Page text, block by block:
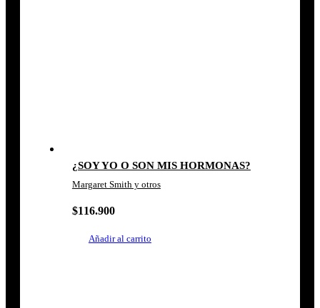
¿SOY YO O SON MIS HORMONAS?
Margaret Smith y otros
$116.900
Añadir al carrito